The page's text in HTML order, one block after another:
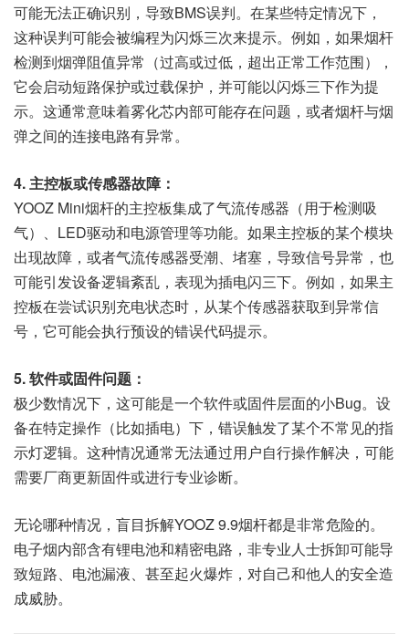
可能无法正确识别，导致BMS误判。在某些特定情况下，
这种误判可能会被编程为闪烁三次来提示。例如，如果烟杆
检测到烟弹阻值异常（过高或过低，超出正常工作范围），
它会启动短路保护或过载保护，并可能以闪烁三下作为提
示。这通常意味着雾化芯内部可能存在问题，或者烟杆与烟
弹之间的连接电路有异常。
4. 主控板或传感器故障：
YOOZ Mini烟杆的主控板集成了气流传感器（用于检测吸
气）、LED驱动和电源管理等功能。如果主控板的某个模块
出现故障，或者气流传感器受潮、堵塞，导致信号异常，也
可能引发设备逻辑紊乱，表现为插电闪三下。例如，如果主
控板在尝试识别充电状态时，从某个传感器获取到异常信
号，它可能会执行预设的错误代码提示。
5. 软件或固件问题：
极少数情况下，这可能是一个软件或固件层面的小Bug。设
备在特定操作（比如插电）下，错误触发了某个不常见的指
示灯逻辑。这种情况通常无法通过用户自行操作解决，可能
需要厂商更新固件或进行专业诊断。
无论哪种情况，盲目拆解YOOZ 9.9烟杆都是非常危险的。
电子烟内部含有锂电池和精密电路，非专业人士拆卸可能导
致短路、电池漏液、甚至起火爆炸，对自己和他人的安全造
成威胁。